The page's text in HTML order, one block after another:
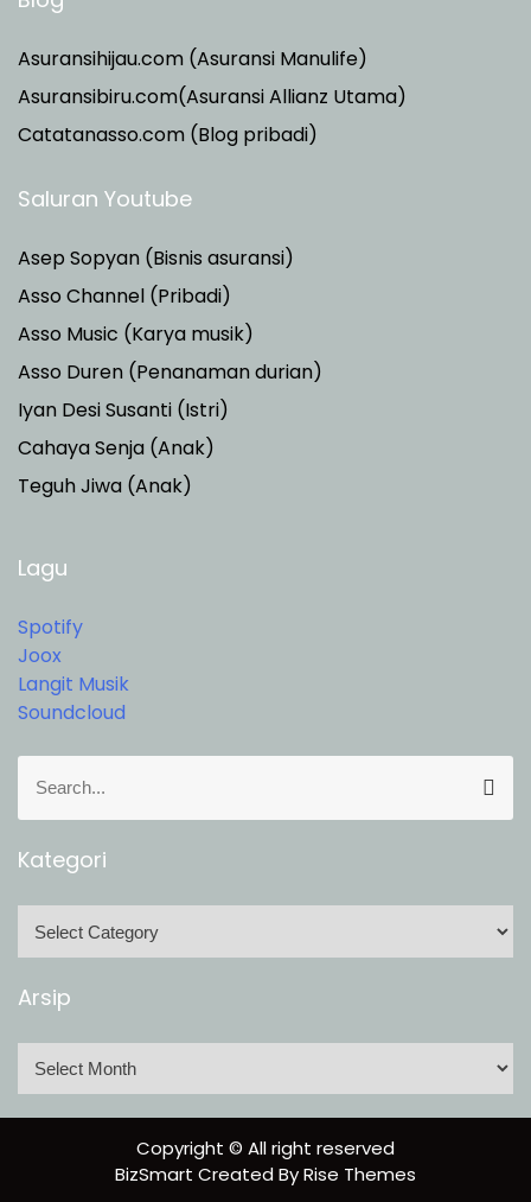
Asuransihijau.com (Asuransi Manulife)
Asuransibiru.com(Asuransi Allianz Utama)
Catatanasso.com (Blog pribadi)
Saluran Youtube
Asep Sopyan (Bisnis asuransi)
Asso Channel (Pribadi)
Asso Music (Karya musik)
Asso Duren (Penanaman durian)
Iyan Desi Susanti (Istri)
Cahaya Senja (Anak)
Teguh Jiwa (Anak)
Lagu
Spotify
Joox
Langit Musik
Soundcloud
a
r
h
r
S
a
Kategori
e
r
i
Arsip
s
Copyright © All right reserved
BizSmart Created ByRise Themes